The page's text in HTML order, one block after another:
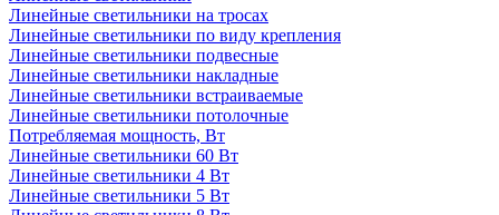
Линейные светильники на тросах
Линейные светильники по виду крепления
Линейные светильники подвесные
Линейные светильники накладные
Линейные светильники встраиваемые
Линейные светильники потолочные
Потребляемая мощность, Вт
Линейные светильники 60 Вт
Линейные светильники 4 Вт
Линейные светильники 5 Вт